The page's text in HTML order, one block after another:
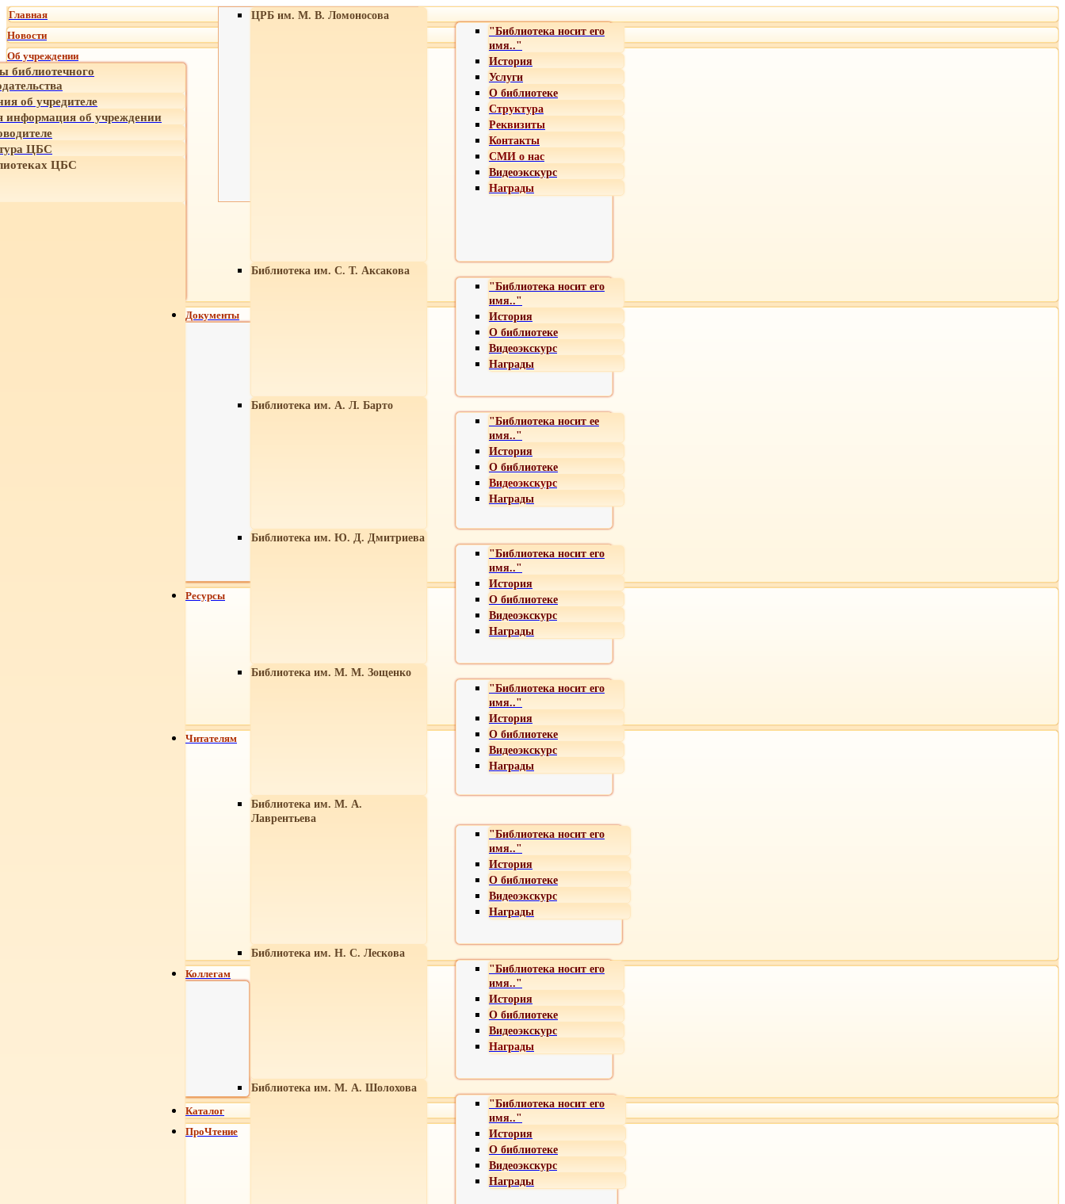
Главная
Новости
Об учреждении
библиотечного
об учредителе
об учреждении
ЦБС
ЦБС
ЦРБ им. М. В. Ломоносова
"Библиотека носит его
имя.."
История
Услуги
О библиотеке
Структура
Реквизиты
Контакты
СМИ о нас
Видеоэкскурс
Награды
Библиотека им. С. Т. Аксакова
"Библиотека носит его
имя.."
История
О библиотеке
Видеоэкскурс
Награды
Библиотека им. А. Л. Барто
"Библиотека носит ее
имя.."
История
О библиотеке
Видеоэкскурс
Награды
Библиотека им. Ю. Д. Дмитриева
"Библиотека носит его
имя.."
История
О библиотеке
Видеоэкскурс
Награды
Библиотека им. М. М. Зощенко
"Библиотека носит его
имя.."
История
О библиотеке
Видеоэкскурс
Награды
Библиотека им. М. А.
Лаврентьева
"Библиотека носит его
имя.."
История
О библиотеке
Видеоэкскурс
Награды
Библиотека им. Н. С. Лескова
"Библиотека носит его
имя.."
История
О библиотеке
Видеоэкскурс
Награды
Библиотека им. М. А. Шолохова
"Библиотека носит его
имя.."
История
О библиотеке
Видеоэкскурс
Награды
Документы
Ресурсы
Читателям
Коллегам
Каталог
ПроЧтение